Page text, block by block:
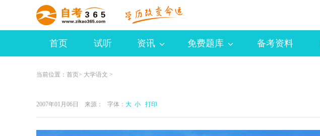
首页 试听 资讯 免费题库 备考资料
当前位置： 首页> 大学语文 >
2007年01月06日 来源： 字体： 大 小 打印